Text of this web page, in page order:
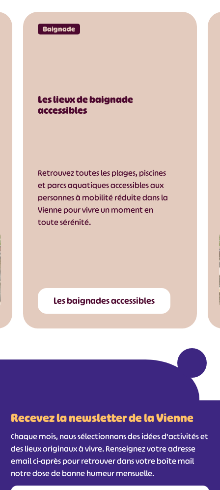
Baignade
Les lieux de baignade
accessibles
Retrouvez toutes les plages, piscines
et parcs aquatiques accessibles aux
personnes à mobilité réduite dans la
Vienne pour vivre un moment en
toute sérénité.
Les baignades accessibles
Recevez la newsletter de la Vienne
Chaque mois, nous sélectionnons des idées d'activités et
des lieux originaux à vivre. Renseignez votre adresse
email ci-après pour retrouver dans votre boîte mail
notre dose de bonne humeur mensuelle.